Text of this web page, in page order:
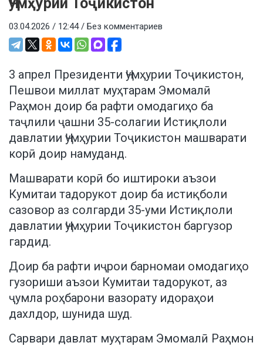
03.04.2026 / 12:44 / Без комментариев
3 апрел Президенти Ҷумҳурии Тоҷикистон,
Пешвои миллат муҳтарам Эмомалӣ
Раҳмон доир ба рафти омодагиҳо ба
таҷлили ҷашни 35-солагии Истиқлоли
давлатии Ҷумҳурии Тоҷикистон машварати
корӣ доир намуданд.
Машварати корӣ бо иштироки аъзои
Кумитаи тадорукот доир ба истиқболи
сазовор аз солгарди 35-уми Истиқлоли
давлатии Ҷумҳурии Тоҷикистон баргузор
гардид.
Доир ба рафти иҷрои барномаи омодагиҳо
гузориши аъзои Кумитаи тадорукот, аз
ҷумла роҳбарони вазорату идораҳои
дахлдор, шунида шуд.
Сарвари давлат муҳтарам Эмомалӣ Раҳмон